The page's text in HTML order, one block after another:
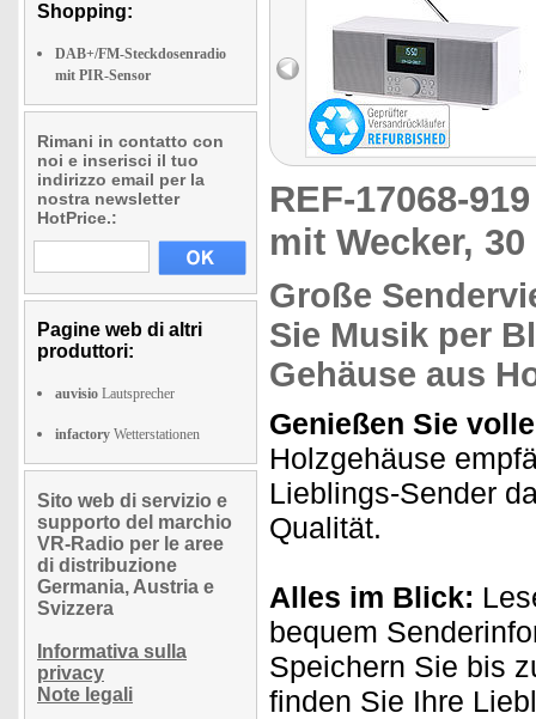
Shopping:
DAB+/FM-Steckdosenradio
mit PIR-Sensor
Rimani in contatto con
noi e inserisci il tuo
indirizzo email per la
nostra newsletter
HotPrice.:
Pagine web di altri
produttori:
auvisio Lautsprecher
infactory Wetterstationen
Sito web di servizio e
supporto del marchio
VR-Radio per le aree
di distribuzione
Germania, Austria e
Svizzera
Informativa sulla
privacy
Note legali
REF-17068-
mit Wecker, 30
Große
Sie Musik per
Gehäuse aus
Genießen Sie
Holzgehäuse
Lieblings-Sender
Qualität.
Alles im Blick:
bequem
Speichern Sie bis
finden Sie Ihre